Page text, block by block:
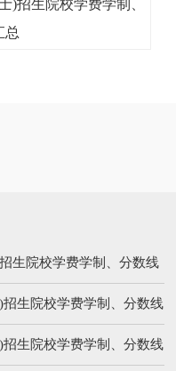
生院校学费学制、分数线
生院校学费学制、分数线
生院校学费学制、分数线